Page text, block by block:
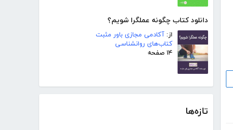
دانلود کتاب چگونه عملگرا شویم؟
از: آکادمی مجازی باور مثبت
کتاب‌های روانشناسی
۱۴ صفحه
تازه‌ها